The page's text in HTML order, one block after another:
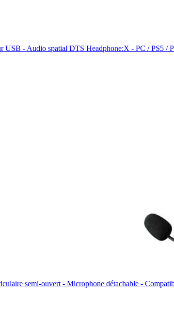
USB - Audio spatial DTS Headphone:X - PC / PS5
semi-ouvert - Microphone détachable -